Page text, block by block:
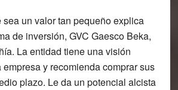
sea un valor tan pequeño explica
de inversión, GVC Gaesco Beka,
La entidad tiene una visión
y recomienda comprar sus
plazo. Le da un potencial alcista